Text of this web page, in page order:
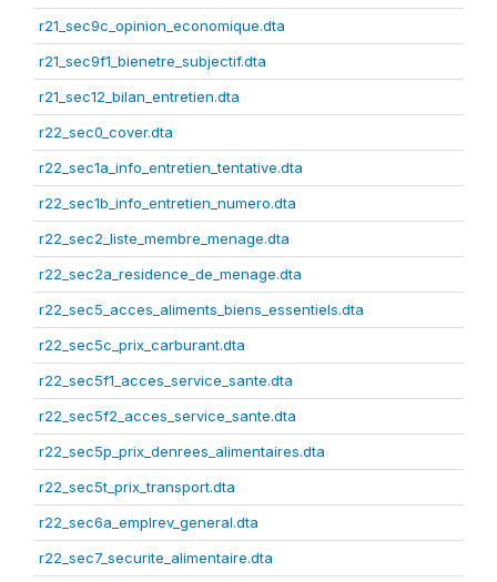
r21_sec9c_opinion_economique.dta
r21_sec9f1_bienetre_subjectif.dta
r21_sec12_bilan_entretien.dta
r22_sec0_cover.dta
r22_sec1a_info_entretien_tentative.dta
r22_sec1b_info_entretien_numero.dta
r22_sec2_liste_membre_menage.dta
r22_sec2a_residence_de_menage.dta
r22_sec5_acces_aliments_biens_essentiels.dta
r22_sec5c_prix_carburant.dta
r22_sec5f1_acces_service_sante.dta
r22_sec5f2_acces_service_sante.dta
r22_sec5p_prix_denrees_alimentaires.dta
r22_sec5t_prix_transport.dta
r22_sec6a_emplrev_general.dta
r22_sec7_securite_alimentaire.dta